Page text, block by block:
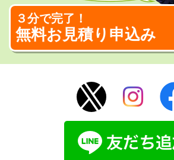
３分で完了！
無料お見積り申込み